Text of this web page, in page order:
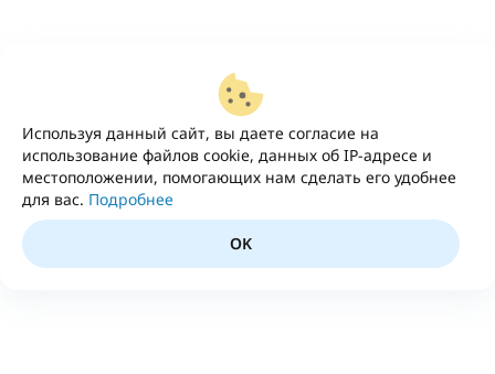
Используя данный сайт, вы даете согласие на
использование файлов cookie, данных об IP-адресе и
местоположении, помогающих нам сделать его удобнее
для вас. Подробнее
OK